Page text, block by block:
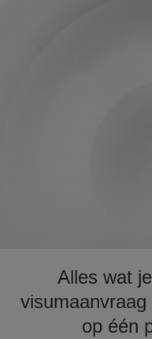
Alles wat
op één